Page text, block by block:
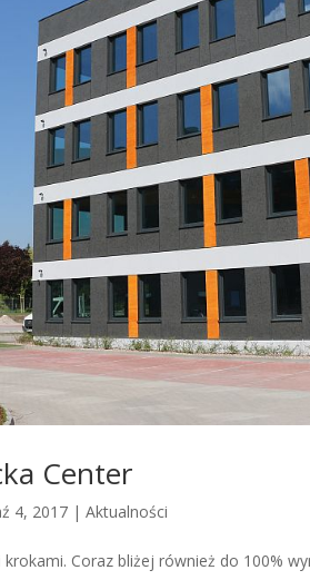
Center
4, 2017 |Aktualności
krokami. Coraz bliżej również do 100%